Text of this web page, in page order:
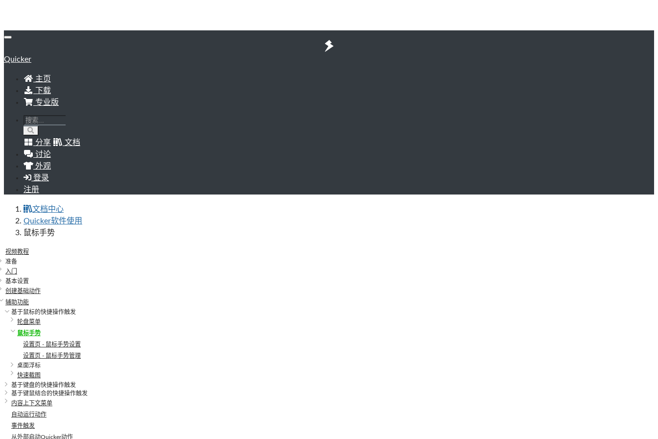
Quicker
主页
下载
专业版
分享
文档
讨论
外观
登录
注册
文档中心
Quicker软件使用
鼠标手势
视频教程
准备
入门
基本设置
创建基础动作
辅助功能
基于鼠标的快捷操作触发
轮盘菜单
鼠标手势
设置页 - 鼠标手势设置
设置页 - 鼠标手势管理
桌面浮标
快速截图
基于键盘的快捷操作触发
基于键鼠结合的快捷操作触发
内容上下文菜单
自动运行动作
事件触发
从外部启动Quicker动作